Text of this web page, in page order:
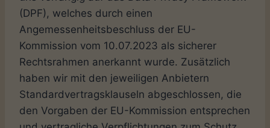
(DPF), welches durch einen
Angemessenheitsbeschluss der EU-
Kommission vom 10.07.2023 als sicherer
Rechtsrahmen anerkannt wurde. Zusätzlich
haben wir mit den jeweiligen Anbietern
Standardvertragsklauseln abgeschlossen, die
den Vorgaben der EU-Kommission entsprechen